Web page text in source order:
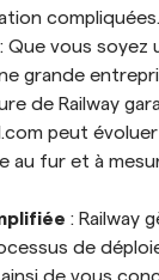
compliquées.
: Que vous soyez
grande
de Railway
peut
au fur et à
: Railway
de